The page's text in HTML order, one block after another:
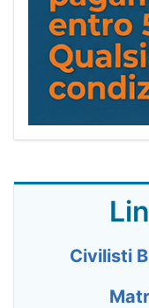
Civilisti